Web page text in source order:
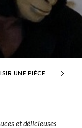
UNE PIÈCE
et délicieuses